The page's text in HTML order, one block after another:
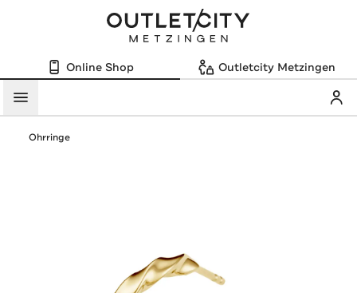
Online Shop Outletcity Metzingen
Menü
Ohrringe